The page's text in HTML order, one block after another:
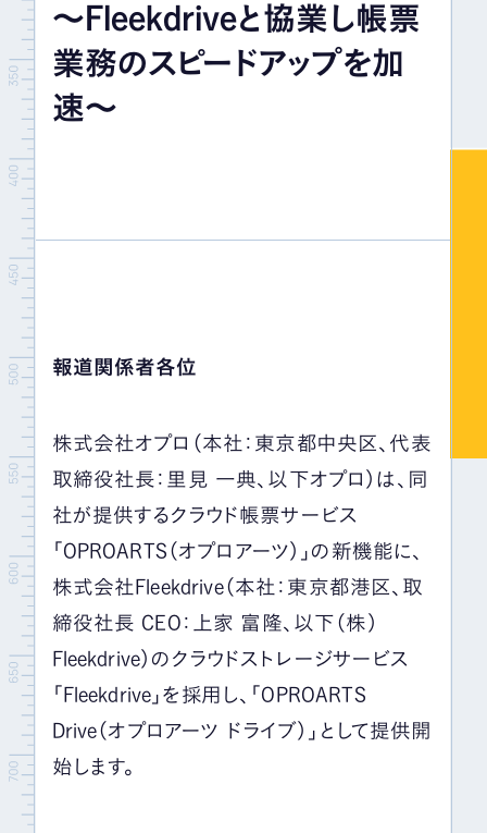
採用情報
お問い合わせ
～Fleekdriveと協業し帳票
業務のスピードアップを加
速～
報道関係者各位
株式会社オプロ（本社：東京都中央区、代表
取締役社長：里見 一典、以下オプロ）は、同
社が提供するクラウド帳票サービス
「OPROARTS（オプロアーツ）」の新機能に、
株式会社Fleekdrive（本社：東京都港区、取
締役社長 CEO：上家 富隆、以下（株）
Fleekdrive）のクラウドストレージサービス
「Fleekdrive」を採用し、「OPROARTS
Drive（オプロアーツ ドライブ）」として提供開
始します。